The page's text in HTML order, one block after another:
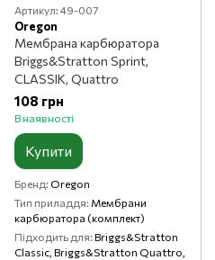
Артикул: 49-007
Oregon
Мембрана карбюратора
Briggs&Stratton Sprint,
CLASSIK, Quattro
108 грн
В наявності
Купити
Бренд Oregon
Тип приладдя Мембрани
карбюратора (комплект)
Підходить для Briggs&Stratton
Classic, Briggs&Stratton Quattro,